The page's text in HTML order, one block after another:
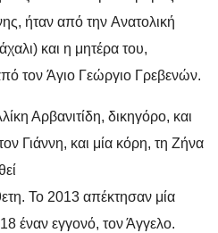
ήταν από την Ανατολική
και η μητέρα του,
τον Άγιο Γεώργιο Γρεβενών.
Αρβανιτίδη, δικηγόρο, και
Γιάννη, και μία κόρη, τη Ζήνα
Το 2013 απέκτησαν μία
έναν εγγονό, τον Άγγελο.